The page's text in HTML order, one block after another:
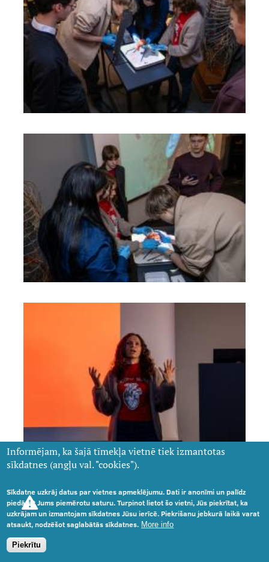
Informējam, ka šajā tīmekļa vietnē tiek izmantotas
sīkdatnes (angļu val. "cookies").
Sīkdatne uzkrāj datus par vietnes apmeklējumu. Dati ir anonīmi un palīdz
piedāvāt Jums piemērotu saturu. Turpinot lietot šo vietni, Jūs piekrītat, ka
uzkrājam un izmantojam sīkdatnes Jūsu ierīcē. Piekrišanu jebkurā laikā varat
atsaukt, nodzēšot saglabātās sīkdatnes. More info
Piekrītu